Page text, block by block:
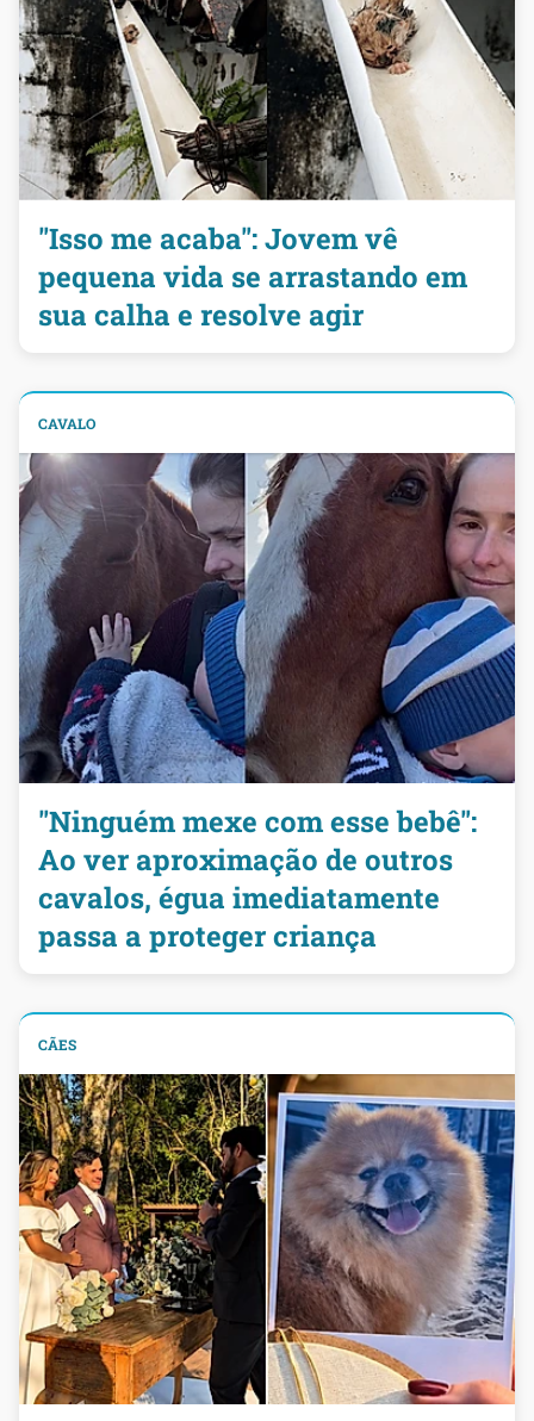
"Isso me acaba": Jovem vê
pequena vida se arrastando em
sua calha e resolve agir
CAVALO
"Ninguém mexe com esse bebê":
Ao ver aproximação de outros
cavalos, égua imediatamente
passa a proteger criança
CÃES